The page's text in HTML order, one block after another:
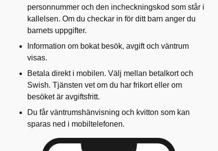
personnummer och den incheckningskod som står i
kallelsen. Om du checkar in för ditt barn anger du
barnets uppgifter.
Information om bokat besök, avgift och väntrum
visas.
Betala direkt i mobilen. Välj mellan betalkort och
Swish. Tjänsten vet om du har frikort eller om
besöket är avgiftsfritt.
Du får väntrumshänvisning och kvitton som kan
sparas ned i mobiltelefonen.